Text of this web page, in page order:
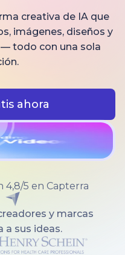
creativa de IA que
imágenes, diseños y
todo con una sola
ahora
4,8/5 en Capterra
y marcas
a sus ideas.